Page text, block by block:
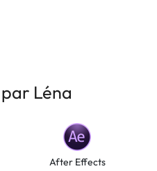
Léna
After Effects